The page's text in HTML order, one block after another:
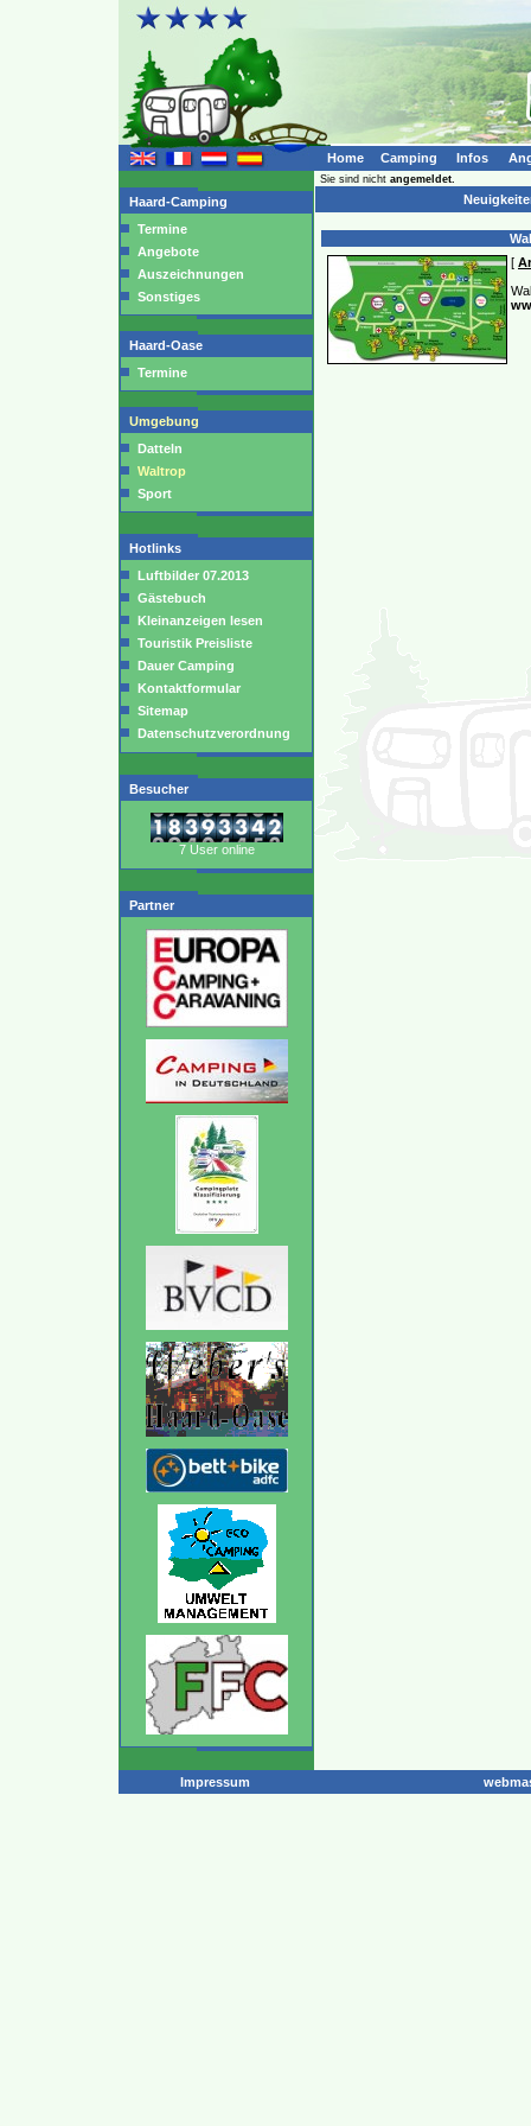
Home Camping Infos
Haard-Camping
Termine
Angebote
Auszeichnungen
Sonstiges
Haard-Oase
Termine
Umgebung
Datteln
Waltrop
Sport
Hotlinks
Luftbilder 07.2013
Gästebuch
Kleinanzeigen lesen
Touristik Preisliste
Dauer Camping
Kontaktformular
Sitemap
Datenschutzverordnung
Besucher
7 User online
Partner
Sie sind nicht angemeldet.
[
Impressum